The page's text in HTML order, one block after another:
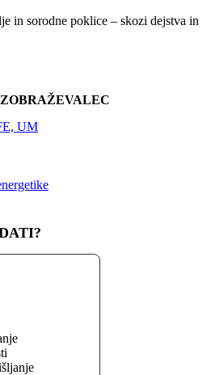
in sorodne poklice – skozi dejstva in
UM